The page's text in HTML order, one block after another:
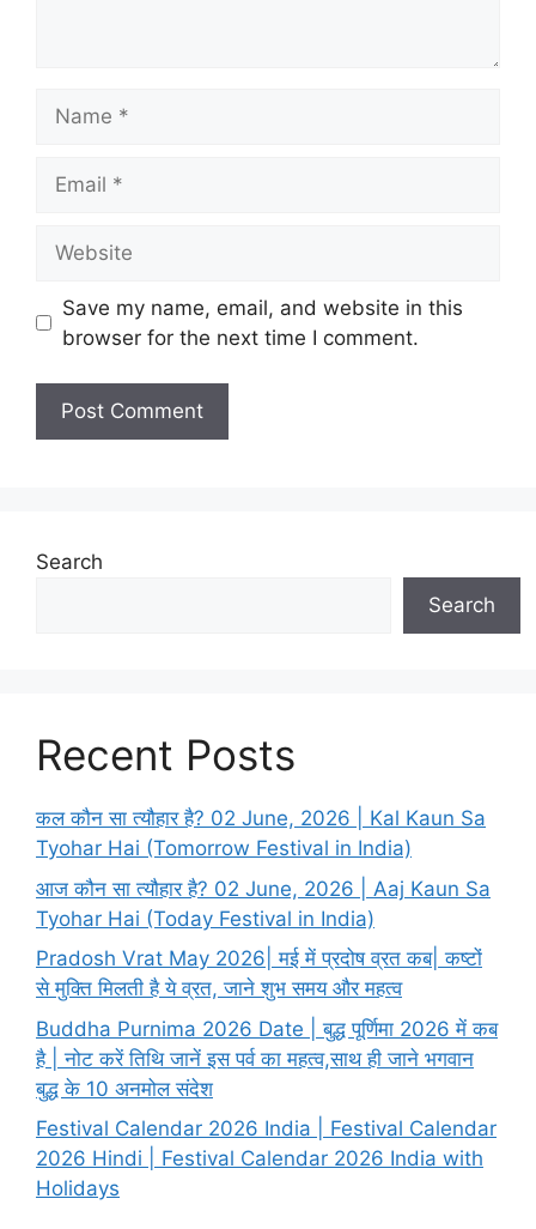
s
t
Save my name, email, and website in this
browser for the next time I comment.
Search
Search
Recent Posts
कल कौन सा त्यौहार है? 02 June, 2026 | Kal Kaun Sa
Tyohar Hai (Tomorrow Festival in India)
आज कौन सा त्यौहार है? 02 June, 2026 | Aaj Kaun Sa
Tyohar Hai (Today Festival in India)
Pradosh Vrat May 2026| मई में प्रदोष व्रत कब| कष्टों
से मुक्ति मिलती है ये व्रत, जाने शुभ समय और महत्व
Buddha Purnima 2026 Date | बुद्ध पूर्णिमा 2026 में कब
है | नोट करें तिथि जानें इस पर्व का महत्व,साथ ही जाने भगवान
बुद्ध के 10 अनमोल संदेश
Festival Calendar 2026 India | Festival Calendar
2026 Hindi | Festival Calendar 2026 India with
Holidays